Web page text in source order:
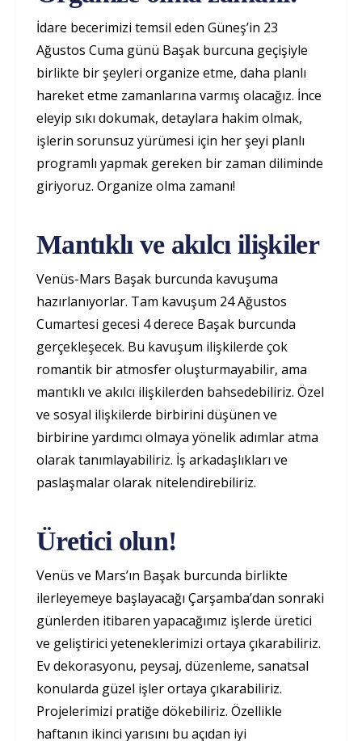
İdare becerimizi temsil eden Güneş’in 23
Ağustos Cuma günü Başak burcuna geçişiyle
birlikte bir şeyleri organize etme, daha planlı
hareket etme zamanlarına varmış olacağız. İnce
eleyip sıkı dokumak, detaylara hakim olmak,
işlerin sorunsuz yürümesi için her şeyi planlı
programlı yapmak gereken bir zaman diliminde
giriyoruz. Organize olma zamanı!
Mantıklı ve akılcı ilişkiler
Venüs-Mars Başak burcunda kavuşuma
hazırlanıyorlar. Tam kavuşum 24 Ağustos
Cumartesi gecesi 4 derece Başak burcunda
gerçekleşecek. Bu kavuşum ilişkilerde çok
romantik bir atmosfer oluşturmayabilir, ama
mantıklı ve akılcı ilişkilerden bahsedebiliriz. Özel
ve sosyal ilişkilerde birbirini düşünen ve
birbirine yardımcı olmaya yönelik adımlar atma
olarak tanımlayabiliriz. İş arkadaşlıkları ve
paslaşmalar olarak nitelendirebiliriz.
Üretici olun!
Venüs ve Mars’ın Başak burcunda birlikte
ilerleyemeye başlayacağı Çarşamba’dan sonraki
günlerden itibaren yapacağımız işlerde üretici
ve geliştirici yeteneklerimizi ortaya çıkarabiliriz.
Ev dekorasyonu, peysaj, düzenleme, sanatsal
konularda güzel işler ortaya çıkarabiliriz.
Projelerimizi pratiğe dökebiliriz. Özellikle
haftanın ikinci yarısını bu açıdan iyi